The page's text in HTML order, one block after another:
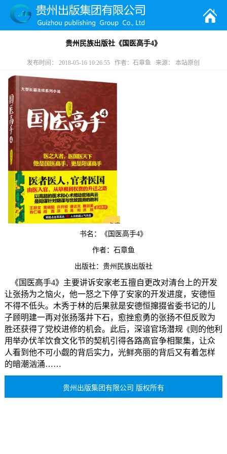
贵州民族出版社《国医高手4》
发布时间： 2018-05-16 10:26:55 作者：石章鱼 来源： 本站原创
书名： 《国医高手4》
作者：石章鱼
出版社：贵州民族出版社
《国医高手4》主要讲诉安家老五擅自更改对清台上的开发
让张扬为之恼火，他一怒之下停了安家的开发进度，安德恒
不得不低头。木秀于林的后果就是安德恒撺掇省委书记的儿
子顾明建一再对张扬落井下石，愈挫愈勇的张扬不但反败为
胜还获得了党校进修的机会。此后，深谙官场潜规《则的他利
用举办伏羊饮食文化节的契机引得各路高官争相聚集，让众
人看到他不可小觑的背后实力，光鲜亮丽的背后又有着怎样
的暗潮汹涌……
贵州出版集团有限公司 版权所有